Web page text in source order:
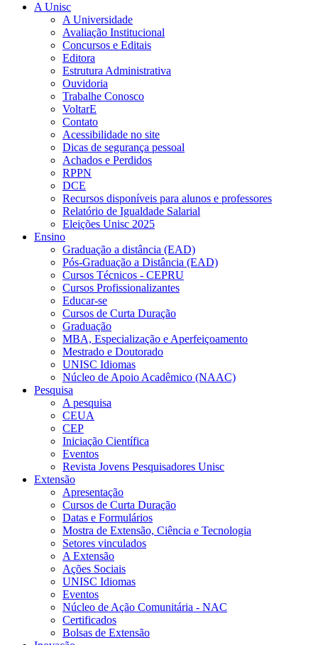
A Unisc
A Universidade
Avaliação Institucional
Concursos e Editais
Editora
Estrutura Administrativa
Ouvidoria
Trabalhe Conosco
VoltarE
Contato
Acessibilidade no site
Dicas de segurança pessoal
Achados e Perdidos
RPPN
DCE
Recursos disponíveis para alunos e professores
Relatório de Igualdade Salarial
Eleições Unisc 2025
Ensino
Graduação a distância (EAD)
Pós-Graduação a Distância (EAD)
Cursos Técnicos - CEPRU
Cursos Profissionalizantes
Educar-se
Cursos de Curta Duração
Graduação
MBA, Especialização e Aperfeiçoamento
Mestrado e Doutorado
UNISC Idiomas
Núcleo de Apoio Acadêmico (NAAC)
Pesquisa
A pesquisa
CEUA
CEP
Iniciação Científica
Eventos
Revista Jovens Pesquisadores Unisc
Extensão
Apresentação
Cursos de Curta Duração
Datas e Formulários
Mostra de Extensão, Ciência e Tecnologia
Setores vinculados
A Extensão
Ações Sociais
UNISC Idiomas
Eventos
Núcleo de Ação Comunitária - NAC
Certificados
Bolsas de Extensão